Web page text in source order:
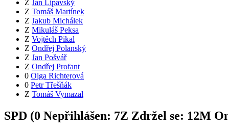
Z Jan Lipavský
Z Tomáš Martínek
Z Jakub Michálek
Z Mikuláš Peksa
Z Vojtěch Pikal
Z Ondřej Polanský
Z Jan Pošvář
Z Ondřej Profant
0 Olga Richterová
0 Petr Třešňák
Z Tomáš Vymazal
SPD (0 Nepřihlášen: 7Z Zdržel se: 12M